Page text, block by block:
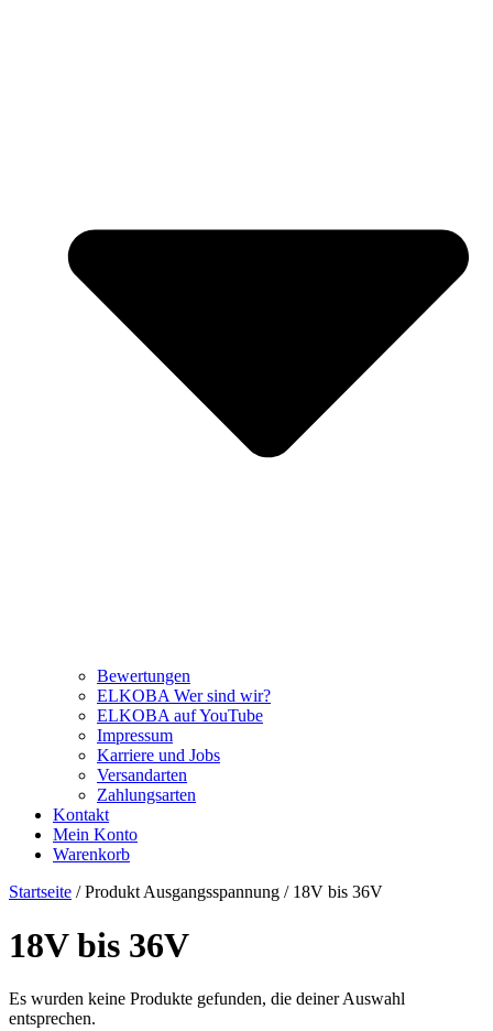
Bewertungen
ELKOBA Wer sind wir?
ELKOBA auf YouTube
Impressum
Karriere und Jobs
Versandarten
Zahlungsarten
Kontakt
Mein Konto
Warenkorb
Startseite / Produkt Ausgangsspannung / 18V bis 36V
18V bis 36V
Es wurden keine Produkte gefunden, die deiner Auswahl
entsprechen.